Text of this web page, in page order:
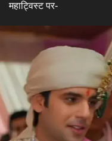
महाट्विस्ट पर-